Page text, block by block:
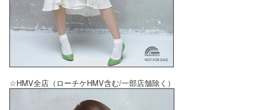
☆HMV全店（ローチケHMV含む/一部店舗除く）